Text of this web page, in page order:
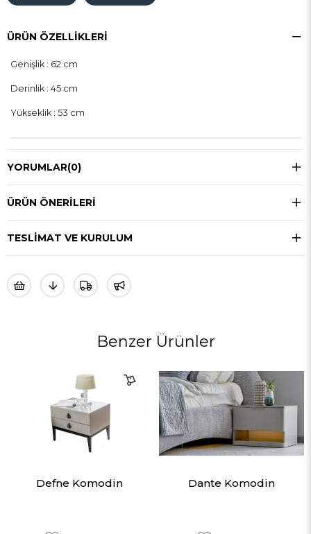
ÜRÜN ÖZELLIKLERI
Genişlik : 62 cm
Derinlik : 45 cm
Yükseklik : 53 cm
YORUMLAR(0)
ÜRÜN ÖNERILERI
TESLIMAT VE KURULUM
Benzer Ürünler
Defne Komodin Dante Komodin